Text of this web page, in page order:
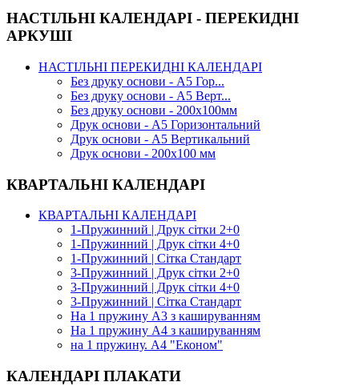
НАСТІЛЬНІ КАЛЕНДАРІ - ПЕРЕКИДНІ
АРКУШІ
НАСТІЛЬНІ ПЕРЕКИДНІ КАЛЕНДАРІ
Без друку основи - А5 Гор...
Без друку основи - А5 Верт...
Без друку основи - 200х100мм
Друк основи - А5 Горизонтальний
Друк основи - А5 Вертикальний
Друк основи - 200х100 мм
КВАРТАЛЬНІ КАЛЕНДАРІ
КВАРТАЛЬНІ КАЛЕНДАРІ
1-Пружинний | Друк сітки 2+0
1-Пружинний | Друк сітки 4+0
1-Пружинний | Сітка Стандарт
3-Пружинний | Друк сітки 2+0
3-Пружинний | Друк сітки 4+0
3-Пружинний | Сітка Стандарт
На 1 пружину А3 з кашируванням
На 1 пружину А4 з кашируванням
на 1 пружину. А4 "Економ"
КАЛЕНДАРІ ПЛАКАТИ